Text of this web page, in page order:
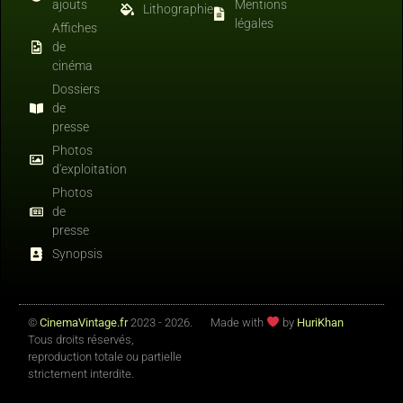
ajouts
Affiches
de
cinéma
Dossiers
de
presse
Photos
d'exploitation
Photos
de
presse
Synopsis
Lithographies
Mentions
légales
© CinemaVintage.fr2023 - 2026.
Tous droits réservés,
reproduction totale ou partielle
strictement interdite.
Made with by HuriKhan